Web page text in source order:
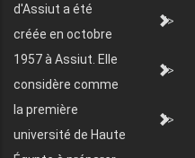
d'Assiut a été
créée en octobre
1957 à Assiut. Elle
considère comme
la première
université de Haute
">
">
">